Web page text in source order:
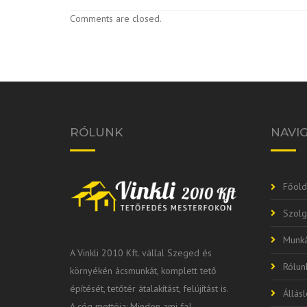
Comments are closed.
RÓLUNK
A Vinkli 2010 Kft. vállal Szeged és
környékén ácsmunkát, komplett tető
építését, tetőtér átalakítást, felújítást is.